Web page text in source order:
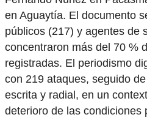
en Aguaytía. El documento
públicos (217) y agentes de
concentraron más del 70 %
registradas. El periodismo
con 219 ataques, seguido
escrita y radial, en un
deterioro de las condiciones